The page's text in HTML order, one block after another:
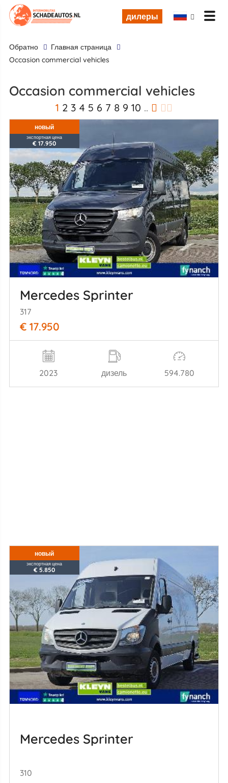
дилеры
обратно
Главная страница
occasion commercial vehicles
occasion commercial vehicles
1 2 3 4 5 6 7 8 9 10 ..
новый
экспортная цена
€ 17.950
Mercedes Sprinter
317
€ 17.950
2023 дизель 594.780
новый
экспортная цена
€ 5.850
Mercedes Sprinter
310